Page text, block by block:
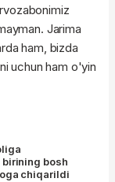
Jarima
ham, bizda
uchun ham o'yin
bosh
chiqarildi